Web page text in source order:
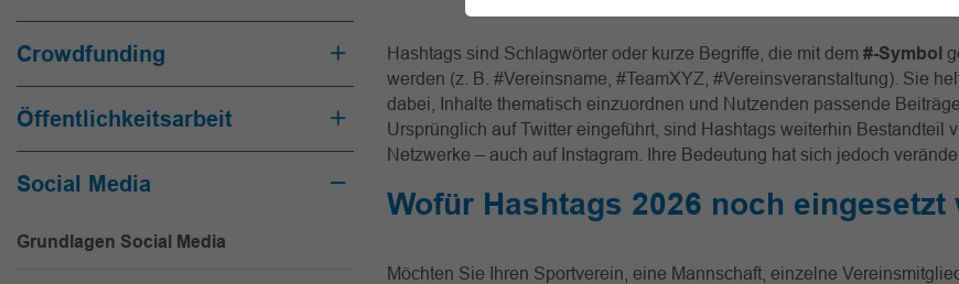
Crowdfunding
Öffentlichkeitsarbeit
Social Media
Grundlagen Social Media
Hashtags sind Schlagwörter oder kurze Begriffe, die mit dem #-Symbol
werden (z. B. #Vereinsname, #TeamXYZ, #Vereinsveranstaltung). Sie
dabei, Inhalte thematisch einzuordnen und Nutzenden passende
Ursprünglich auf Twitter eingeführt, sind Hashtags weiterhin Bestandteil
Netzwerke – auch auf Instagram. Ihre Bedeutung hat sich jedoch
Wofür Hashtags 2026 noch eingesetzt
Möchten Sie Ihren Sportverein, eine Mannschaft, einzelne